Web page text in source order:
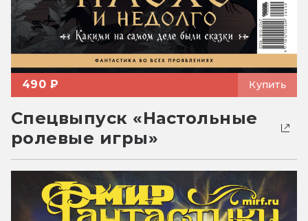
490 ₽ Купить
Спецвыпуск «Настольные
ролевые игры»